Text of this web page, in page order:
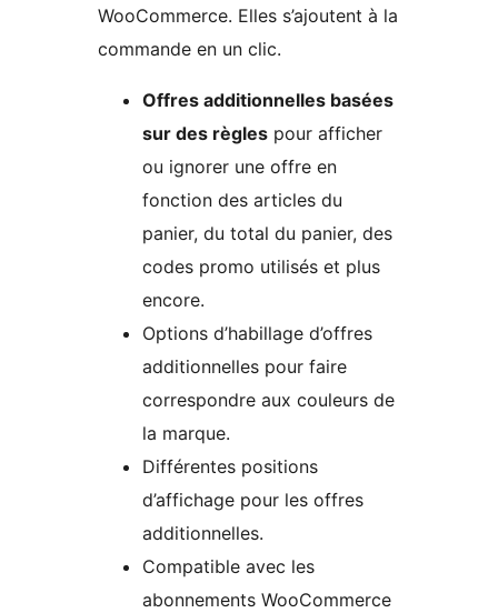
WooCommerce. Elles s’ajoutent à la
commande en un clic.
Offres additionnelles basées
sur des règles pour afficher
ou ignorer une offre en
fonction des articles du
panier, du total du panier, des
codes promo utilisés et plus
encore.
Options d’habillage d’offres
additionnelles pour faire
correspondre aux couleurs de
la marque.
Différentes positions
d’affichage pour les offres
additionnelles.
Compatible avec les
abonnements WooCommerce